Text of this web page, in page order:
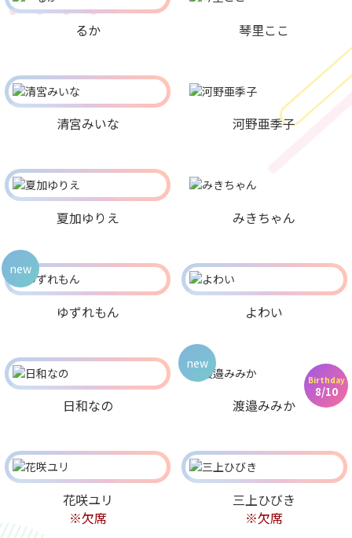
るか 琴里ここ
清宮みいな 河野亜季子
夏加ゆりえ みきちゃん
Birthday
8/10
ゆずれもん
new
よわい
日和なの 渡邉みみか
new
花咲ユリ
※欠席
三上ひびき
※欠席